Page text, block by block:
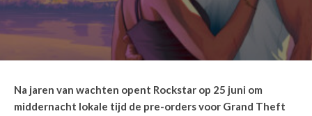
Na jaren van wachten opent Rockstar op 25 juni om
middernacht lokale tijd de pre-orders voor Grand Theft